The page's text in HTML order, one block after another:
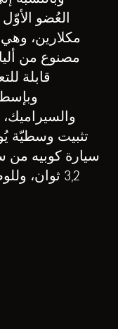
العُضو
مكلارين،
مصنوع من
قابلة
سيارة كوبيه